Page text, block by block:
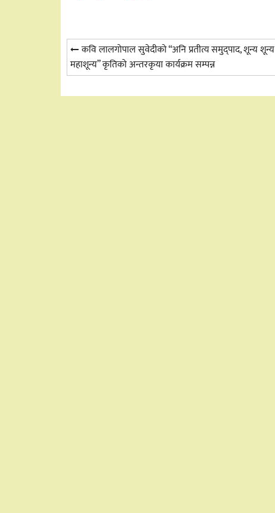
Post
navigation
कवि लालगोपाल सुवेदीको “अनि प्रतीत्य समुद्पाद, शून्य शून्य
महाशून्य” कृतिको अन्तरकृया कार्यक्रम सम्पन्न